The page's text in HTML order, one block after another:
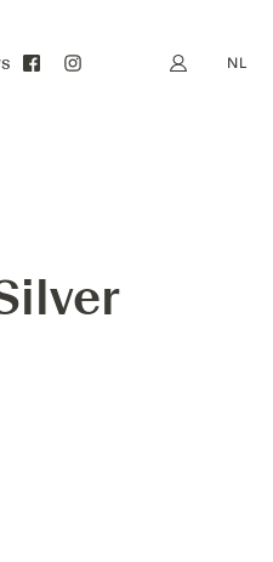
Mijn NL